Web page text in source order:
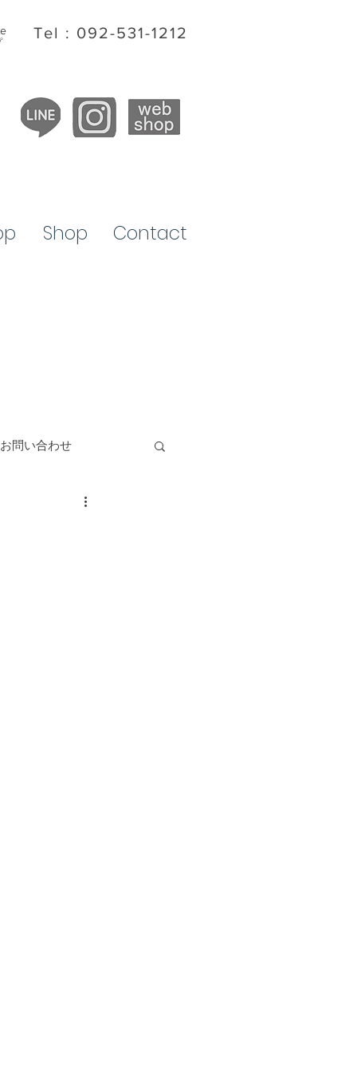
Tel : 092-531-1212
​Shop Contact
問い合わせ